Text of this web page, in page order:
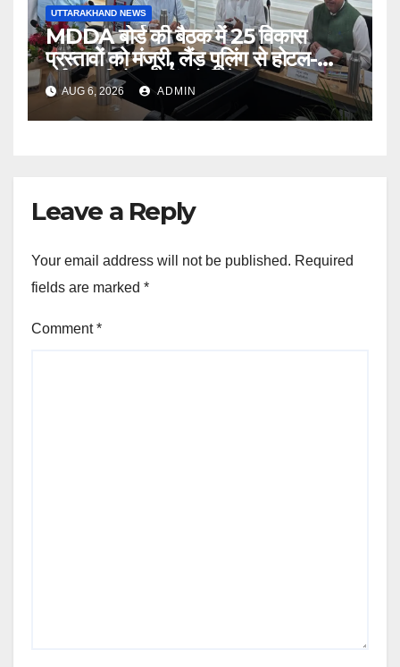
UTTARAKHAND NEWS
MDDA बोर्ड की बैठक में 25 विकास
प्रस्तावों को मंजूरी, लैंड पूलिंग से होटल-
पर्यटन परियोजनाओं को मिलेगी रफ्तार
AUG 6, 2026 ADMIN
Leave a Reply
Your email address will not be published. Required
fields are marked *
Comment*